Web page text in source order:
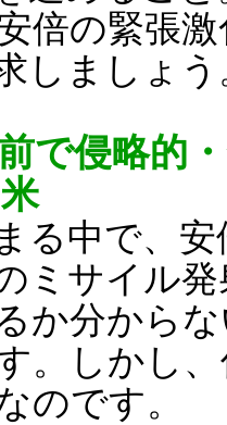
倍の緊張
しましょう
前で侵略的
る中で、安
ミサイル
か分から
。しかし
のです。